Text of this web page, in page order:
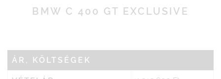
BMW C 400 GT EXCLUSIVE
ÁR, KÖLTSÉGEK